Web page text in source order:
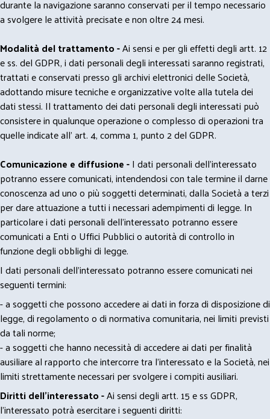
durante la navigazione saranno conservati per il tempo necessario
a svolgere le attività precisate e non oltre 24 mesi.
Modalità del trattamento -Ai sensi e per gli effetti degli artt. 12
e ss. del GDPR, i dati personali degli interessati saranno registrati,
trattati e conservati presso gli archivi elettronici delle Società,
adottando misure tecniche e organizzative volte alla tutela dei
dati stessi. Il trattamento dei dati personali degli interessati può
consistere in qualunque operazione o complesso di operazioni tra
quelle indicate all' art. 4, comma 1, punto 2 del GDPR.
Comunicazione e diffusione -I dati personali dell’interessato
potranno essere comunicati, intendendosi con tale termine il darne
conoscenza ad uno o più soggetti determinati, dalla Società a terzi
per dare attuazione a tutti i necessari adempimenti di legge. In
particolare i dati personali dell’interessato potranno essere
comunicati a Enti o Uffici Pubblici o autorità di controllo in
funzione degli obblighi di legge.
I dati personali dell’interessato potranno essere comunicati nei
seguenti termini:
- a soggetti che possono accedere ai dati in forza di disposizione di
legge, di regolamento o di normativa comunitaria, nei limiti previsti
da tali norme;
- a soggetti che hanno necessità di accedere ai dati per finalità
ausiliare al rapporto che intercorre tra l’interessato e la Società, nei
limiti strettamente necessari per svolgere i compiti ausiliari.
Diritti dell’interessato -Ai sensi degli artt. 15 e ss GDPR,
l’interessato potrà esercitare i seguenti diritti: